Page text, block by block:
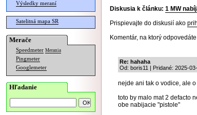
Výsledky meraní
Satelitná mapa SR
Merače
Speedmeter Merania
Pingmeter
Googlemeter
Hľadanie
Diskusia k článku: 1 MW
Prispievajte do diskusií ako
Komentár, na ktorý
Re: hahaha
Od: boris11 | Pridané: 2025-
nejde ani tak o vodice, ale
toto by malo mat 2 defacto
obe nabijacie "pistole"